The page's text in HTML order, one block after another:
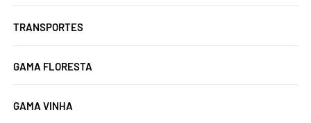
TRANSPORTES
GAMA FLORESTA
GAMA VINHA